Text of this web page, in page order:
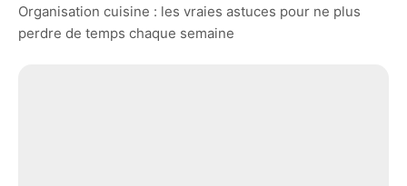
Organisation cuisine : les vraies astuces pour ne plus
perdre de temps chaque semaine